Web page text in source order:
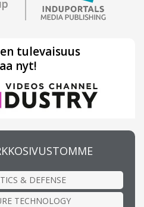
tulevaisuus
nyt!
& DEFENSE
TECHNOLOGY